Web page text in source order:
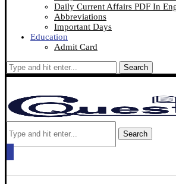
Daily Current Affairs PDF In
Abbreviations
Important Days
Education
Admit Card
Search
Search